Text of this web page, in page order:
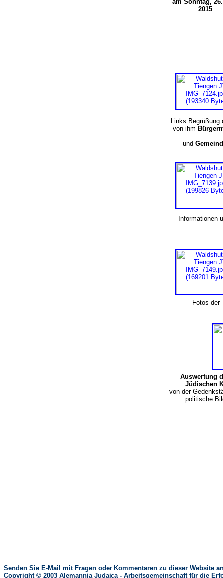
am Sonntag,
2015
Links Begrüßung
von ihm
und
Informationen
Fotos der
Auswertung
Jüdischen
von der
politische
Senden Sie E-Mail mit Fragen oder Kommentaren zu dieser Website
Copyright © 2003 Alemannia Judaica - Arbeitsgemeinschaft für die